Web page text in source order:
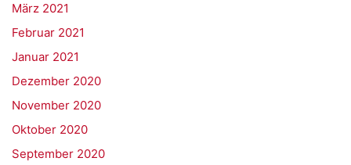
März 2021
Februar 2021
Januar 2021
Dezember 2020
November 2020
Oktober 2020
September 2020